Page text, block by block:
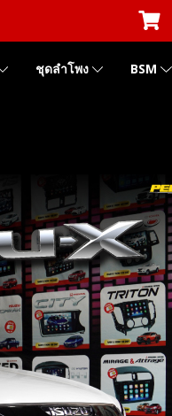
ชุดลำโพง BSM